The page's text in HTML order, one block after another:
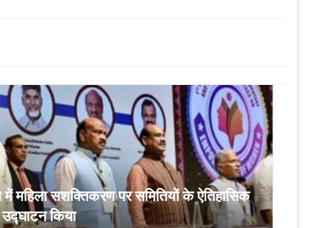
महिला सशक्तिकरण पर समितियों के ऐतिहासिक
किया